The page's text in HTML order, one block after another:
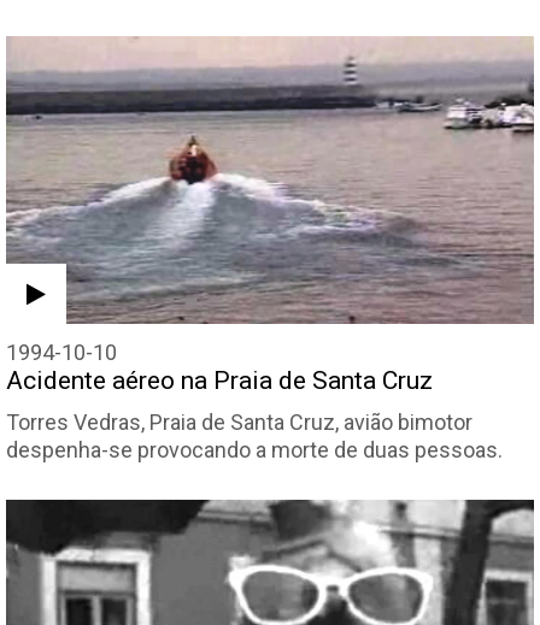
1994-10-10
Acidente aéreo na Praia de Santa Cruz
Torres Vedras, Praia de Santa Cruz, avião bimotor
despenha-se provocando a morte de duas pessoas.